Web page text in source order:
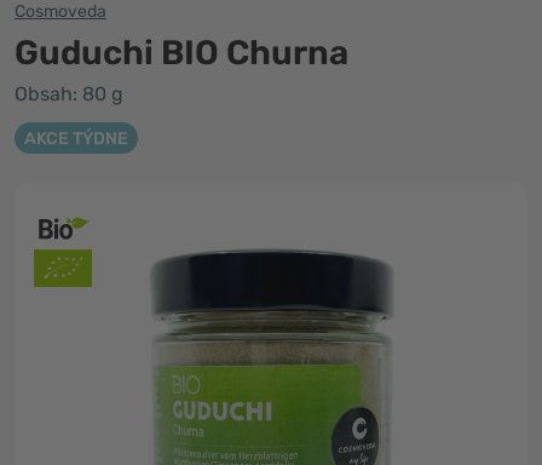
Cosmoveda
Guduchi BIO Churna
Obsah: 80 g
AKCE TÝDNE